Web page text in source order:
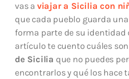
vas a viajar a Sicilia con
que cada pueblo guarda
forma parte de su identidad
artículo te cuento cuáles
de Sicilia que no puedes
encontrarlos y qué los hace